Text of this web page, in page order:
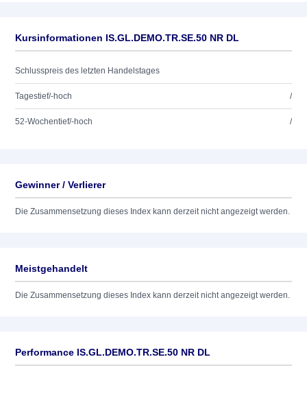
Kursinformationen IS.GL.DEMO.TR.SE.50 NR DL
Schlusspreis des letzten Handelstages
Tagestief/-hoch /
52-Wochentief/-hoch /
Gewinner / Verlierer
Die Zusammensetzung dieses Index kann derzeit nicht angezeigt werden.
Meistgehandelt
Die Zusammensetzung dieses Index kann derzeit nicht angezeigt werden.
Performance IS.GL.DEMO.TR.SE.50 NR DL